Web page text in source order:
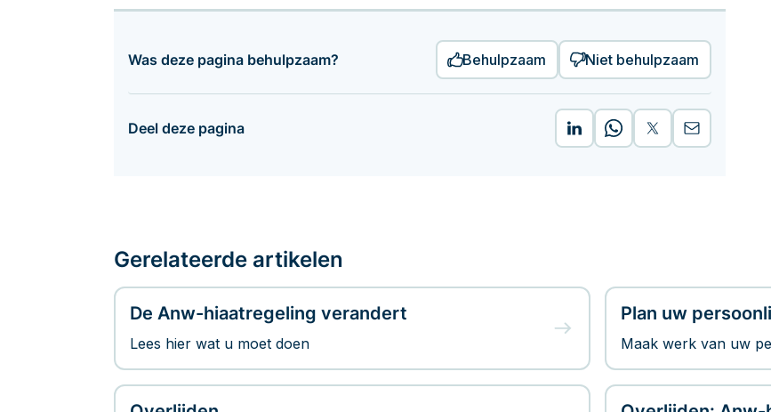
Was deze pagina behulpzaam? Behulpzaam Niet behulpzaam
Deel deze pagina
Gerelateerde artikelen
De Anw-hiaatregeling verandert
Lees hier wat u moet doen
Plan uw
Maak werk van uw